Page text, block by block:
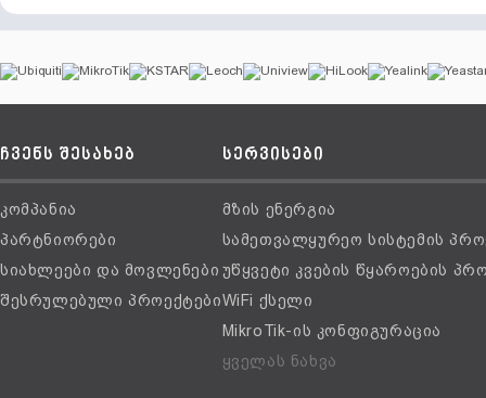
ჩვენს შესახებ
კომპანია
პარტნიორები
სიახლეები და მოვლენები
შესრულებული პროექტები
სერვისები
მზის ენერგია
სამეთვალყურეო სისტემის
უწყვეტი კვების წყაროების
WiFi ქსელი
MikroTik-ის კონფიგურაცია
ყველას ნახვა